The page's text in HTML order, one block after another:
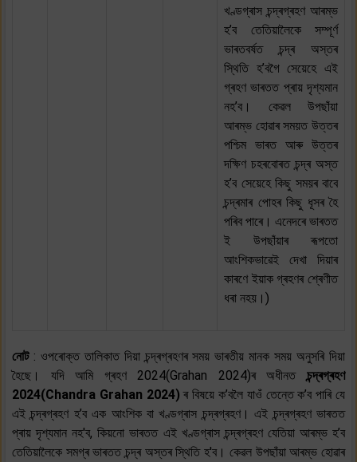
খণ্ডগ্ৰাস চন্দ্ৰগ্ৰহণ আৰম্ভ
হ’ব তেতিয়ালৈকে সম্পূৰ্ণ
ভাৰতবৰ্ষত চন্দ্ৰ অস্তৰ
স্থিতি হ’বগৈ সেয়েহে এই
গ্ৰহণ ভাৰতত প্ৰায় দৃশ্যমান
নহ’ব। কেৱল উপছাঁয়া
আৰম্ভ হোৱাৰ সময়ত উত্তৰ
পশ্চিম ভাৰত আৰু উত্তৰ
দক্ষিণ চহৰবোৰত চন্দ্ৰ অস্ত
হ’ব সেয়েহে কিছু সময়ৰ বাবে
চন্দ্ৰমাৰ পোহৰ কিছু ধূসৰ হৈ
পৰিব পাৰে। এনেদৰে ভাৰতত
ই উপছাঁয়াৰ ৰূপতো
আংশিকভাৱেই দেখা দিয়াৰ
কাৰণে ইয়াক গ্ৰহণৰ শ্ৰেণীত
ধৰা নহয়।)
নোট : ওপৰোক্ত তালিকাত দিয়া চন্দ্ৰগ্ৰহণৰ সময় ভাৰতীয় মানক সময় অনুসৰি দিয়া
হৈছে। যদি আমি গ্ৰহণ 2024(Grahan 2024)ৰ অধীনতচন্দ্ৰগ্ৰহণ
2024(Chandra Grahan 2024)ৰ বিষয়ে ক’বলৈ যাওঁ তেন্তে ক’ব পাৰি যে
এই চন্দ্ৰগ্ৰহণ হ’ব এক আংশিক বা খণ্ডগ্ৰাস চন্দ্ৰগ্ৰহণ। এই চন্দ্ৰগ্ৰহণ ভাৰতত
প্ৰায় দৃশ্যমান নহ'ব, কিয়নো ভাৰতত এই খণ্ডগ্ৰাস চন্দ্ৰগ্ৰহণ যেতিয়া আৰম্ভ হ’ব
তেতিয়ালৈকে সমগ্ৰ ভাৰতত চন্দ্ৰ অস্তৰ স্থিতি হ'ব। কেৱল উপছাঁয়া আৰম্ভ হোৱাৰ